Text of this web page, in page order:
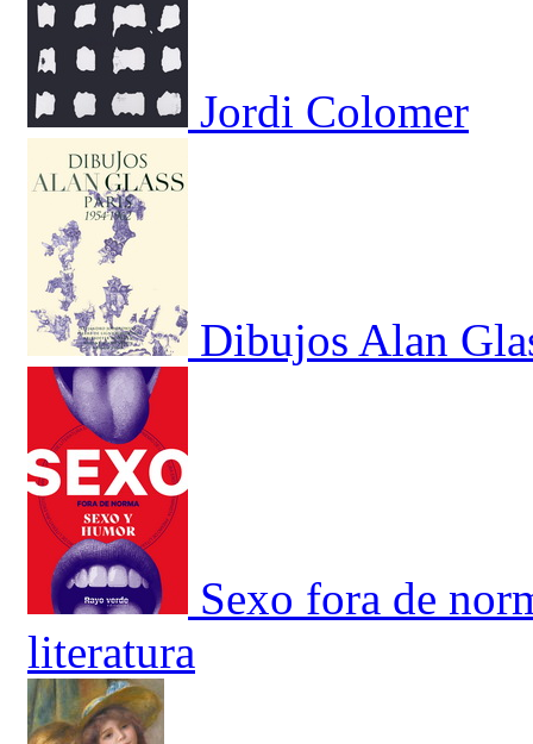
Jordi Colomer
Dibujos Alan
Sexo fora de
literatura